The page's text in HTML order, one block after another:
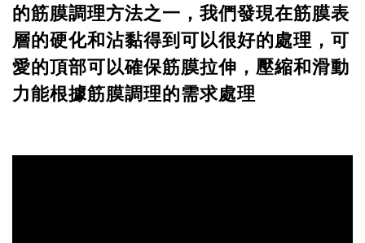
的筋膜調理方法之一，我們發現在筋膜表
層的硬化和沾黏得到可以很好的處理，可
愛的頂部可以確保筋膜拉伸，壓縮和滑動
力能根據筋膜調理的需求處理